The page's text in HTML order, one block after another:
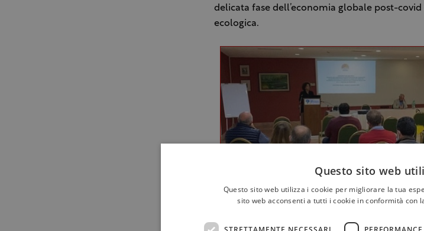
delicata fase dell’economia globale post-
ecologica.
Questo sito web
Questo sito web utilizza i cookie per migliorare la tua
sito web acconsenti a tutti i cookie in conformità con